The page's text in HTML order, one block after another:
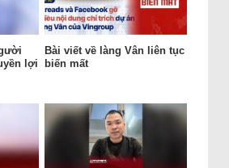
lợi
Bài viết về làng Vân liên tục
biến mất